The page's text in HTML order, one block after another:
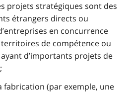
projets stratégiques sont des
étrangers directs ou
en concurrence
territoires de compétence ou
d’importants projets de
fabrication (par exemple, une